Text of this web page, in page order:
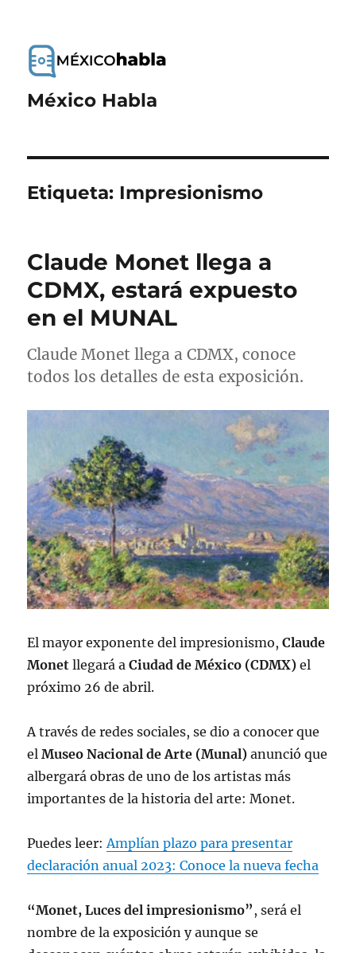
México Habla
Etiqueta: Impresionismo
Claude Monet llega a
CDMX, estará expuesto
en el MUNAL
Claude Monet llega a CDMX, conoce
todos los detalles de esta exposición.
El mayor exponente del impresionismo,Claude
Monet llegará aCiudad de México (CDMX)el
próximo 26 de abril.
A través de redes sociales, se dio a conocer que
elMuseo Nacional de Arte (Munal) anunció que
albergará obras de uno de los artistas más
importantes de la historia del arte: Monet.
Puedes leer: Amplían plazo para presentar
declaración anual 2023: Conoce la nueva fecha
“Monet, Luces del impresionismo” , será el
nombre de la exposición y aunque se